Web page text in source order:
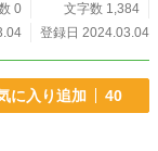
0
文字数 1,384
登録日 2024.03.04
に入り追加 40